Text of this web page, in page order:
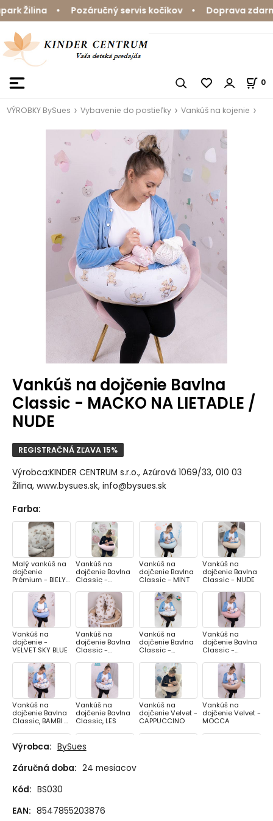
Žilina • Pozáručný servis kočíkov • Doprava
0
VÝROBKY BySues Vybavenie do postieľky Vankúš na kojenie
Vankúš na dojčenie Bavlna
Classic - MACKO NA LIETADLE /
NUDE
REGISTRAČNÁ ZĽAVA 15%
Výrobca:KINDER CENTRUM s.r.o., Azúrová 1069/33, 010 03
Žilina, www.bysues.sk, info@bysues.sk
Farba:
Malý vankúš na
dojčenie
Prémium - BIELY
KOZERAWSKI
Vankúš na
dojčenie Bavlna
Classic -
Vankúš na
dojčenie Bavlna
Classic - MINT
Vankúš na
dojčenie Bavlna
Classic - NUDE
Vankúš na
dojčenie -
VELVET SKY BLUE
Vankúš na
dojčenie Bavlna
Classic -
Vankúš na
dojčenie Bavlna
Classic -
BALÓNIKOM
Vankúš na
dojčenie Bavlna
Classic -
Vankúš na
dojčenie Bavlna
Classic, BAMBI S
Vankúš na
dojčenie Bavlna
Classic, LES
Vankúš na
dojčenie Velvet -
CAPPUCCINO
Vankúš na
dojčenie Velvet -
MOCCA
dojčenie Velvet -
PETROL
Výrobca: BySues
Záručná doba: 24 mesiacov
Kód: BS030
EAN: 8547855203876